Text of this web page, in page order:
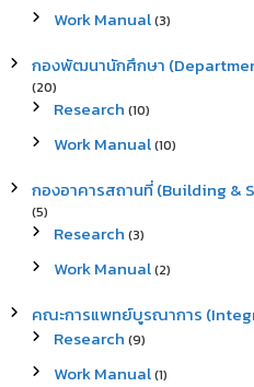
Work Manual(3)
กองพัฒนานักศึกษา
(20)
Research (10)
Work Manual(10)
กองอาคารสถานที่ (Building
(5)
Research (3)
Work Manual(2)
คณะการแพทย์บูรณาการ
Research (9)
Work Manual(1)